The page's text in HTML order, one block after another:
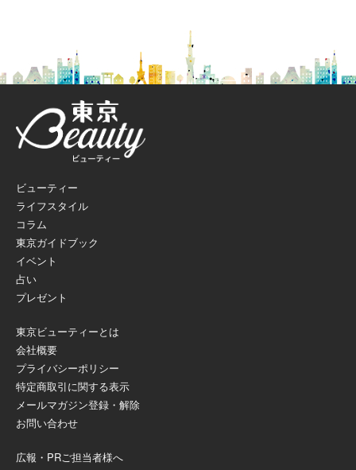
ビューティー
ライフスタイル
コラム
東京ガイドブック
イベント
占い
プレゼント
東京ビューティーとは
会社概要
プライバシーポリシー
特定商取引に関する表示
メールマガジン登録・解除
お問い合わせ
広報・PRご担当者様へ